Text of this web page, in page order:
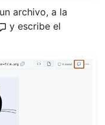
archivo, a la
y escribe el